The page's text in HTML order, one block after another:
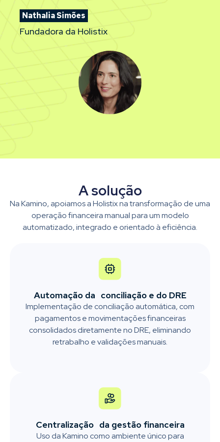
Nathalia Simões
Fundadora da Holistix
A solução
Na Kamino, apoiamos a Holistix na transformação de uma
operação financeira manual para um modelo
automatizado, integrado e orientado à eficiência.
Automação da conciliação e do DRE
Implementação de conciliação automática, com
pagamentos e movimentações financeiras
consolidados diretamente no DRE, eliminando
retrabalho e validações manuais.
Centralização da gestão financeira
Uso da Kamino como ambiente único para